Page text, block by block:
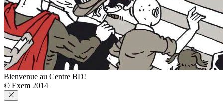
Bienvenue au Centre BD!
© Exem 2014